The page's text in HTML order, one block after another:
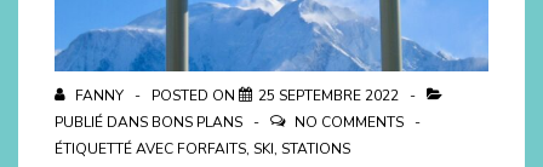
FANNY POSTED ON
25 SEPTEMBRE 2022
PUBLIÉ DANS BONS PLANS
NO COMMENTS
ÉTIQUETTÉ AVEC FORFAITS, SKI, STATIONS